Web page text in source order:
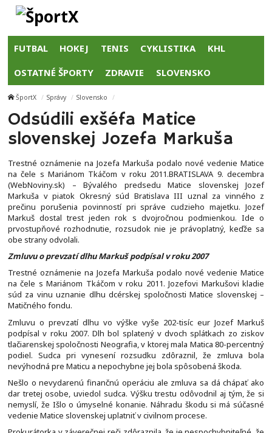
FUTBAL HOKEJ TENIS CYKLISTIKA KHL
OSTATNÉ ŠPORTY ZDRAVIE SLOVENSKO
ŠportX Správy Slovensko
Odsúdili exšéfa Matice
slovenskej Jozefa Markuša
Trestné oznámenie na Jozefa Markuša podalo nové vedenie Matice
na čele s Mariánom Tkáčom v roku 2011.BRATISLAVA 9. decembra
(WebNoviny.sk) – Bývalého predsedu Matice slovenskej Jozef
Markuša v piatok Okresný súd Bratislava III uznal za vinného z
prečinu porušenia povinností pri správe cudzieho majetku. Jozef
Markuš dostal trest jeden rok s dvojročnou podmienkou. Ide o
prvostupňové rozhodnutie, rozsudok nie je právoplatný, keďže sa
obe strany odvolali.
Zmluvu o prevzatí dlhu Markuš podpísal v roku 2007
Trestné oznámenie na Jozefa Markuša podalo nové vedenie Matice
na čele s Mariánom Tkáčom v roku 2011. Jozefovi Markušovi kladie
súd za vinu uznanie dlhu dcérskej spoločnosti Matice slovenskej –
Matičného fondu.
Zmluvu o prevzatí dlhu vo výške vyše 202-tisíc eur Jozef Markuš
podpísal v roku 2007. Dlh bol splatený v dvoch splátkach zo ziskov
tlačiarenskej spoločnosti Neografia, v ktorej mala Matica 80-percentný
podiel. Sudca pri vynesení rozsudku zdôraznil, že zmluva bola
nevýhodná pre Maticu a nepochybne jej bola spôsobená škoda.
Nešlo o nevydarenú finančnú operáciu ale zmluva sa dá chápať ako
dar tretej osobe, uviedol sudca. Výšku trestu odôvodnil aj tým, že si
nemyslí, že Išlo o úmyselné konanie. Náhradu škodu si má súčasné
vedenie Matice slovenskej uplatniť v civilnom procese.